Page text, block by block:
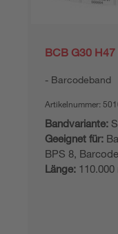
BCB G30
Barcodeband
Artikelnummer:
Bandvariante:
Geeignet für:
BPS 8,
Länge: 110.000